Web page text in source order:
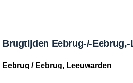
Brugtijden Eebrug-/-Eebrug,-
Eebrug / Eebrug, Leeuwarden